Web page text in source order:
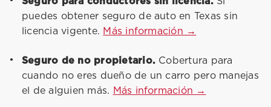
puedes obtener seguro de auto en Texas sin
licencia vigente. Más información →
Seguro de no propietario. Cobertura para
cuando no eres dueño de un carro pero manejas
el de alguien más. Más información →